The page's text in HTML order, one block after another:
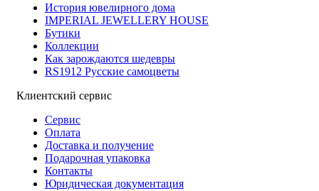
История ювелирного дома
IMPERIAL JEWELLERY HOUSE
Бутики
Коллекции
Как зарождаются шедевры
RS1912 Русские самоцветы
Клиентский сервис
Сервис
Оплата
Доставка и получение
Подарочная упаковка
Контакты
Юридическая документация